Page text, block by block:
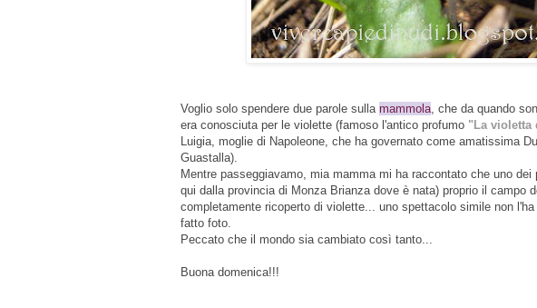
Voglio solo spendere due parole sulla mammola , che da quando
era conosciuta per le violette (famoso l'antico profumo "La violetta
Luigia, moglie di Napoleone, che ha governato come amatissima
Guastalla).
Mentre passeggiavamo, mia mamma mi ha raccontato che uno
qui dalla provincia di Monza Brianza dove è nata) proprio il campo
completamente ricoperto di violette... uno spettacolo simile non
fatto foto.
Peccato che il mondo sia cambiato così tanto...
Buona domenica!!!